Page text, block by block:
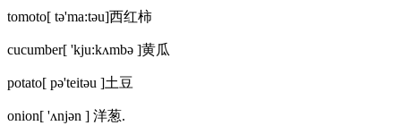
tomoto[ tə'ma:təu]西红柿
cucumber[ 'kju:kʌmbə ]黄瓜
potato[ pə'teitəu ]土豆
onion[ 'ʌnjən ] 洋葱.